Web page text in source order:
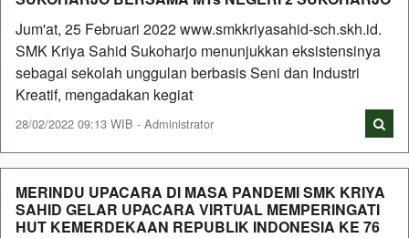
Jum'at, 25 Februari 2022 www.smkkriyasahid-sch.skh.id.
SMK Kriya Sahid Sukoharjo menunjukkan eksistensinya
sebagai sekolah unggulan berbasis Seni dan Industri
Kreatif, mengadakan kegiat
28/02/2022 09:13 WIB - Administrator
MERINDU UPACARA DI MASA PANDEMI SMK KRIYA
SAHID GELAR UPACARA VIRTUAL MEMPERINGATI
HUT KEMERDEKAAN REPUBLIK INDONESIA KE 76